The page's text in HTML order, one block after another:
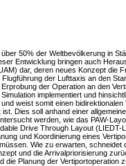
50% der Weltbevölkerung in
Entwicklung bringen auch
dar, deren neues Konzept die
Flugführung der Lufttaxis an den
der Operation an den
implementiert und
weist somit einen
Dies soll anhand einer
werden, wie das PAW-
Drive Through Layout
und Koordinierung eines
Wie zu erwarten,
und die Arrivalpriorisierung
die Planung der Vertiportoperation